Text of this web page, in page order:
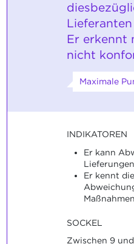
Er erkennt
nicht
Maximale
INDIKATOREN
Er kann
Er kennt
SOCKEL
Zwischen 9